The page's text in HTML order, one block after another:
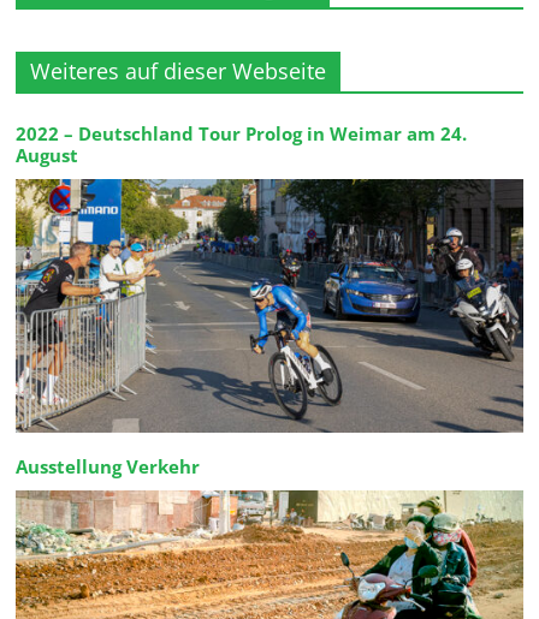
Weiteres auf dieser Webseite
2022 – Deutschland Tour Prolog in Weimar am 24.
August
Ausstellung Verkehr